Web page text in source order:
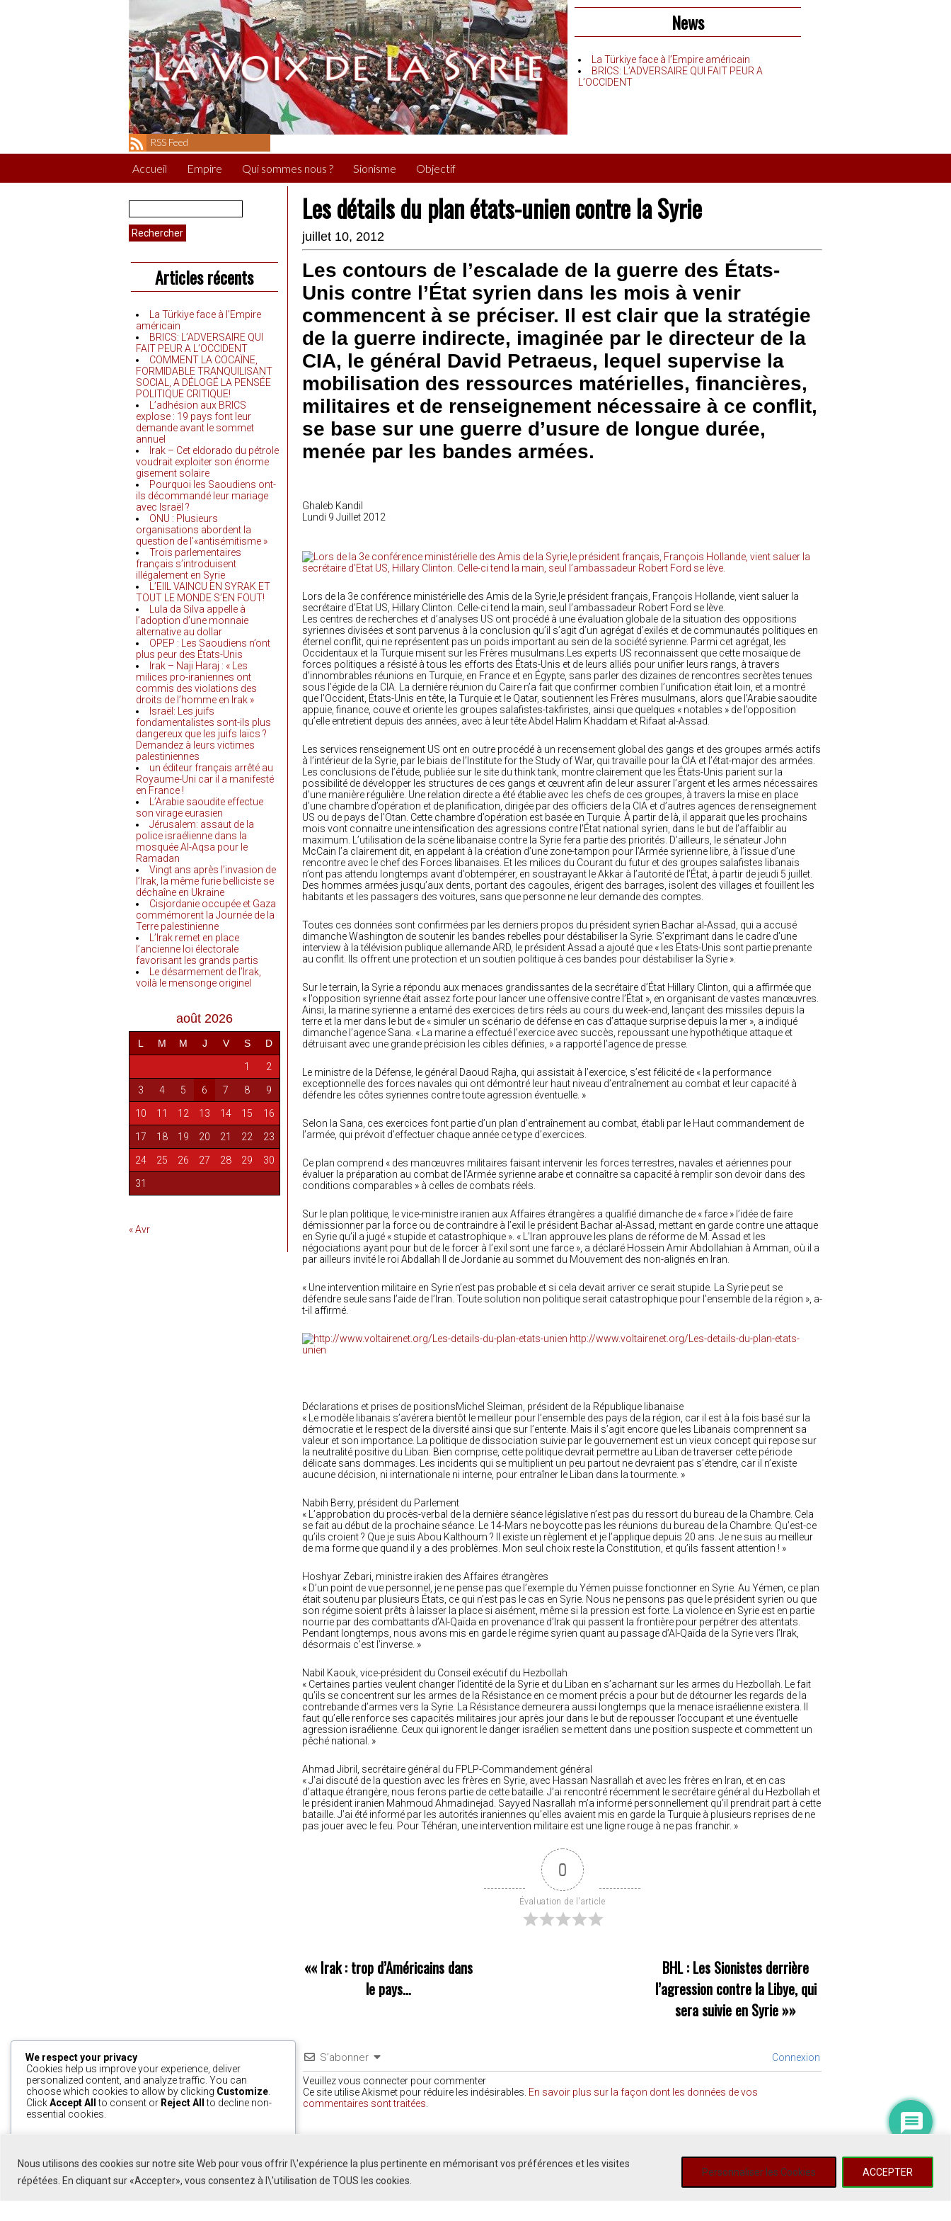
Nous utilisons des cookies sur notre site Web pour vous offrir l\'expérience la plus pertinente en mémorisant vos préférences et les visites
répétées. En cliquant sur «Accepter», vous consentez à l\'utilisation de TOUS les cookies.
Personnaliser les Cookies ACCEPTER
News
La Türkiye face à l’Empire américain
BRICS: L’ADVERSAIRE QUI FAIT PEUR A
L’OCCIDENT
RSS Feed
Accueil Empire Qui sommes nous ? Sionisme Objectif
Rechercher :
Articles récents
La Türkiye face à l’Empire
américain
BRICS: L’ADVERSAIRE QUI
FAIT PEUR A L’OCCIDENT
COMMENT LA COCAÏNE,
FORMIDABLE TRANQUILISANT
SOCIAL, A DÉLOGÉ LA PENSÉE
POLITIQUE CRITIQUE!
L’adhésion aux BRICS
explose : 19 pays font leur
demande avant le sommet
annuel
Irak – Cet eldorado du pétrole
voudrait exploiter son énorme
gisement solaire
Pourquoi les Saoudiens ont-
ils décommandé leur mariage
avec Israël ?
ONU : Plusieurs
organisations abordent la
question de l’«antisémitisme »
Trois parlementaires
français s’introduisent
illégalement en Syrie
L’EIIL VAINCU EN SYRAK ET
TOUT LE MONDE S’EN FOUT!
Lula da Silva appelle à
l’adoption d’une monnaie
alternative au dollar
OPEP : Les Saoudiens n’ont
plus peur des États-Unis
Irak – Naji Haraj : « Les
milices pro-iraniennes ont
commis des violations des
droits de l’homme en Irak »
Israël: Les juifs
fondamentalistes sont-ils plus
dangereux que les juifs laïcs ?
Demandez à leurs victimes
palestiniennes
un éditeur français arrêté au
Royaume-Uni car il a manifesté
en France !
L’Arabie saoudite effectue
son virage eurasien
Jérusalem: assaut de la
police israélienne dans la
mosquée Al-Aqsa pour le
Ramadan
Vingt ans après l’invasion de
l’Irak, la même furie belliciste se
déchaîne en Ukraine
Cisjordanie occupée et Gaza
commémorent la Journée de la
Terre palestinienne
L’Irak remet en place
l’ancienne loi électorale
favorisant les grands partis
Le désarmement de l’Irak,
voilà le mensonge originel
août 2026
L M M J V S D
1 2
3 4 5 6 7 8 9
10 11 12 13 14 15 16
17 18 19 20 21 22 23
24 25 26 27 28 29 30
31
« Avr
Les détails du plan états-unien contre la Syrie
juillet 10, 2012
Les contours de l’escalade de la guerre des États-
Unis contre l’État syrien dans les mois à venir
commencent à se préciser. Il est clair que la stratégie
de la guerre indirecte, imaginée par le directeur de la
CIA, le général David Petraeus, lequel supervise la
mobilisation des ressources matérielles, financières,
militaires et de renseignement nécessaire à ce conflit,
se base sur une guerre d’usure de longue durée,
menée par les bandes armées.
Ghaleb Kandil
Lundi 9 Juillet 2012
Lors de la 3e conférence ministérielle des Amis de la Syrie,le président français, François Hollande, vient saluer la
secrétaire d’Etat US, Hillary Clinton. Celle-ci tend la main, seul l’ambassadeur Robert Ford se lève.
Les centres de recherches et d’analyses US ont procédé à une évaluation globale de la situation des oppositions
syriennes divisées et sont parvenus à la conclusion qu’il s’agit d’un agrégat d’exilés et de communautés politiques en
éternel conflit, qui ne représentent pas un poids important au sein de la société syrienne. Parmi cet agrégat, les
Occidentaux et la Turquie misent sur les Frères musulmans.Les experts US reconnaissent que cette mosaïque de
forces politiques a résisté à tous les efforts des États-Unis et de leurs alliés pour unifier leurs rangs, à travers
d’innombrables réunions en Turquie, en France et en Égypte, sans parler des dizaines de rencontres secrètes tenues
sous l’égide de la CIA. La dernière réunion du Caire n’a fait que confirmer combien l’unification était loin, et a montré
que l’Occident, États-Unis en tête, la Turquie et le Qatar, soutiennent les Frères musulmans, alors que l’Arabie saoudite
appuie, finance, couve et oriente les groupes salafistes-takfiristes, ainsi que quelques « notables » de l’opposition
qu’elle entretient depuis des années, avec à leur tête Abdel Halim Khaddam et Rifaat al-Assad.
Les services renseignement US ont en outre procédé à un recensement global des gangs et des groupes armés actifs
à l’intérieur de la Syrie, par le biais de l’Institute for the Study of War, qui travaille pour la CIA et l’état-major des armées.
Les conclusions de l’étude, publiée sur le site du think tank, montre clairement que les États-Unis parient sur la
possibilité de développer les structures de ces gangs et œuvrent afin de leur assurer l’argent et les armes nécessaires
d’une manière régulière. Une relation directe a été établie avec les chefs de ces groupes, à travers la mise en place
d’une chambre d’opération et de planification, dirigée par des officiers de la CIA et d’autres agences de renseignement
US ou de pays de l’Otan. Cette chambre d’opération est basée en Turquie. À partir de là, il apparait que les prochains
mois vont connaitre une intensification des agressions contre l’État national syrien, dans le but de l’affaiblir au
maximum. L’utilisation de la scène libanaise contre la Syrie fera partie des priorités. D’ailleurs, le sénateur John
McCain l’a clairement dit, en appelant à la création d’une zone-tampon pour l’Armée syrienne libre, à l’issue d’une
rencontre avec le chef des Forces libanaises. Et les milices du Courant du futur et des groupes salafistes libanais
n’ont pas attendu longtemps avant d’obtempérer, en soustrayant le Akkar à l’autorité de l’État, à partir de jeudi 5 juillet.
Des hommes armées jusqu’aux dents, portant des cagoules, érigent des barrages, isolent des villages et fouillent les
habitants et les passagers des voitures, sans que personne ne leur demande des comptes.
Toutes ces données sont confirmées par les derniers propos du président syrien Bachar al-Assad, qui a accusé
dimanche Washington de soutenir les bandes rebelles pour déstabiliser la Syrie. S’exprimant dans le cadre d’une
interview à la télévision publique allemande ARD, le président Assad a ajouté que « les États-Unis sont partie prenante
au conflit. Ils offrent une protection et un soutien politique à ces bandes pour déstabiliser la Syrie ».
Sur le terrain, la Syrie a répondu aux menaces grandissantes de la secrétaire d’État Hillary Clinton, qui a affirmée que
« l’opposition syrienne était assez forte pour lancer une offensive contre l’État », en organisant de vastes manœuvres.
Ainsi, la marine syrienne a entamé des exercices de tirs réels au cours du week-end, lançant des missiles depuis la
terre et la mer dans le but de « simuler un scénario de défense en cas d’attaque surprise depuis la mer », a indiqué
dimanche l’agence Sana. « La marine a effectué l’exercice avec succès, repoussant une hypothétique attaque et
détruisant avec une grande précision les cibles définies, » a rapporté l’agence de presse.
Le ministre de la Défense, le général Daoud Rajha, qui assistait à l’exercice, s’est félicité de « la performance
exceptionnelle des forces navales qui ont démontré leur haut niveau d’entraînement au combat et leur capacité à
défendre les côtes syriennes contre toute agression éventuelle. »
Selon la Sana, ces exercices font partie d’un plan d’entraînement au combat, établi par le Haut commandement de
l’armée, qui prévoit d’effectuer chaque année ce type d’exercices.
Ce plan comprend « des manœuvres militaires faisant intervenir les forces terrestres, navales et aériennes pour
évaluer la préparation au combat de l’Armée syrienne arabe et connaître sa capacité à remplir son devoir dans des
conditions comparables » à celles de combats réels.
Sur le plan politique, le vice-ministre iranien aux Affaires étrangères a qualifié dimanche de « farce » l’idée de faire
démissionner par la force ou de contraindre à l’exil le président Bachar al-Assad, mettant en garde contre une attaque
en Syrie qu’il a jugé « stupide et catastrophique ». « L’Iran approuve les plans de réforme de M. Assad et les
négociations ayant pour but de le forcer à l’exil sont une farce », a déclaré Hossein Amir Abdollahian à Amman, où il a
par ailleurs invité le roi Abdallah II de Jordanie au sommet du Mouvement des non-alignés en Iran.
« Une intervention militaire en Syrie n’est pas probable et si cela devait arriver ce serait stupide. La Syrie peut se
défendre seule sans l’aide de l’Iran. Toute solution non politique serait catastrophique pour l’ensemble de la région », a-
t-il affirmé.
http://www.voltairenet.org/Les-details-du-plan-etats-
unien
Déclarations et prises de positionsMichel Sleiman, président de la République libanaise
« Le modèle libanais s’avérera bientôt le meilleur pour l’ensemble des pays de la région, car il est à la fois basé sur la
démocratie et le respect de la diversité ainsi que sur l’entente. Mais il s’agit encore que les Libanais comprennent sa
valeur et son importance. La politique de dissociation suivie par le gouvernement est un vieux concept qui repose sur
la neutralité positive du Liban. Bien comprise, cette politique devrait permettre au Liban de traverser cette période
délicate sans dommages. Les incidents qui se multiplient un peu partout ne devraient pas s’étendre, car il n’existe
aucune décision, ni internationale ni interne, pour entraîner le Liban dans la tourmente. »
Nabih Berry, président du Parlement
« L’approbation du procès-verbal de la dernière séance législative n’est pas du ressort du bureau de la Chambre. Cela
se fait au début de la prochaine séance. Le 14-Mars ne boycotte pas les réunions du bureau de la Chambre. Qu’est-ce
qu’ils croient ? Que je suis Abou Kalthoum ? Il existe un règlement et je l’applique depuis 20 ans. Je ne suis au meilleur
de ma forme que quand il y a des problèmes. Mon seul choix reste la Constitution, et qu’ils fassent attention ! »
Hoshyar Zebari, ministre irakien des Affaires étrangères
« D’un point de vue personnel, je ne pense pas que l’exemple du Yémen puisse fonctionner en Syrie. Au Yémen, ce plan
était soutenu par plusieurs États, ce qui n’est pas le cas en Syrie. Nous ne pensons pas que le président syrien ou que
son régime soient prêts à laisser la place si aisément, même si la pression est forte. La violence en Syrie est en partie
nourrie par des combattants d’Al-Qaïda en provenance d’Irak qui passent la frontière pour perpétrer des attentats.
Pendant longtemps, nous avons mis en garde le régime syrien quant au passage d’Al-Qaïda de la Syrie vers l’Irak,
désormais c’est l’inverse. »
Nabil Kaouk, vice-président du Conseil exécutif du Hezbollah
« Certaines parties veulent changer l’identité de la Syrie et du Liban en s’acharnant sur les armes du Hezbollah. Le fait
qu’ils se concentrent sur les armes de la Résistance en ce moment précis a pour but de détourner les regards de la
contrebande d’armes vers la Syrie. La Résistance demeurera aussi longtemps que la menace israélienne existera. Il
faut qu’elle renforce ses capacités militaires jour après jour dans le but de repousser l’occupant et une éventuelle
agression israélienne. Ceux qui ignorent le danger israélien se mettent dans une position suspecte et commettent un
pêché national. »
Ahmad Jibril, secrétaire général du FPLP-Commandement général
« J’ai discuté de la question avec les frères en Syrie, avec Hassan Nasrallah et avec les frères en Iran, et en cas
d’attaque étrangère, nous ferons partie de cette bataille. J’ai rencontré récemment le secrétaire général du Hezbollah et
le président iranien Mahmoud Ahmadinejad. Sayyed Nasrallah m’a informé personnellement qu’il prendrait part à cette
bataille. J’ai été informé par les autorités iraniennes qu’elles avaient mis en garde la Turquie à plusieurs reprises de ne
pas jouer avec le feu. Pour Téhéran, une intervention militaire est une ligne rouge à ne pas franchir. »
0
Évaluation de l'article
«« Irak : trop d’Américains dans
le pays…
BHL : Les Sionistes derrière
l’agression contre la Libye, qui
sera suivie en Syrie »»
S’abonner Connexion
Veuillez vous connecter pour commenter
Ce site utilise Akismet pour réduire les indésirables. En savoir plus sur la façon dont les données de vos
commentaires sont traitées
We respect your privacy
Cookies help us improve your experience, deliver
personalized content, and analyze traffic. You can
choose which cookies to allow by clicking Customize
ClickAccept All to consent or Reject All
to decline non-
essential cookies.
Powered by